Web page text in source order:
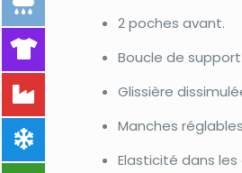
2 poches avant.
Boucle de
Glissière
Manches
Elasticité dans